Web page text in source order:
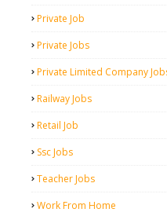
Private Job
Private Jobs
Private Limited Company
Railway Jobs
Retail Job
Ssc Jobs
Teacher Jobs
Work From Home